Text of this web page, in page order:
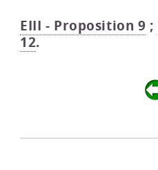
EIII - Proposition 9 ;
12.